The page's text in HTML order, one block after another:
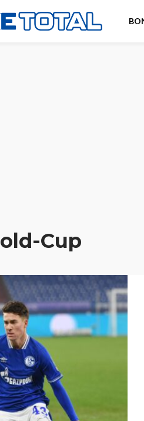
Cup